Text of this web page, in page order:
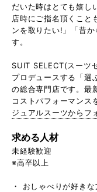
だいた時はとても嬉し
店時にご指名頂くこと
ンを取りたい!」「昔
す。
SUIT SELECT(スーツ
プロデュースする「選
の総合専門店です。最
コストパフォーマンス
ジュアルスーツからフ
求める人材
未経験歓迎
※高卒以上
・ おしゃべりが好き